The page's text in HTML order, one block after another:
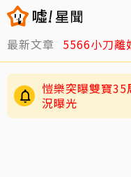
最新文章 5566小刀離
愷樂突曝雙寶35
況曝光